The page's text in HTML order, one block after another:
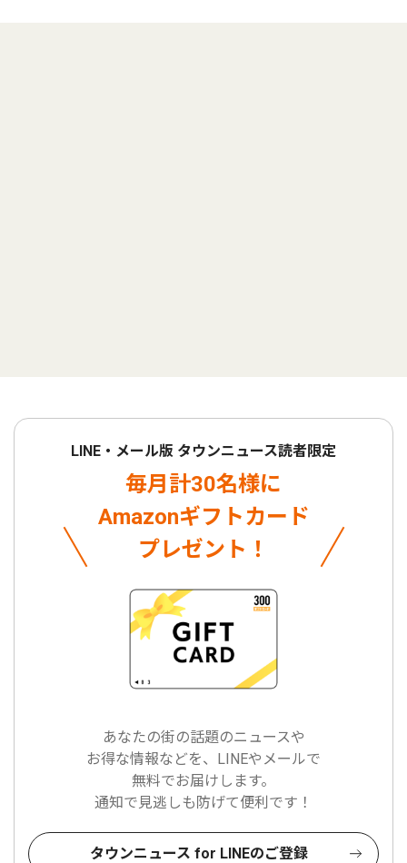
LINE・メール版 タウンニュース読者限定
毎月計30名様に
Amazonギフトカード
プレゼント！
あなたの街の話題のニュースや
お得な情報などを、LINEやメールで
無料でお届けします。
通知で見逃しも防げて便利です！
タウンニュース for LINEのご登録